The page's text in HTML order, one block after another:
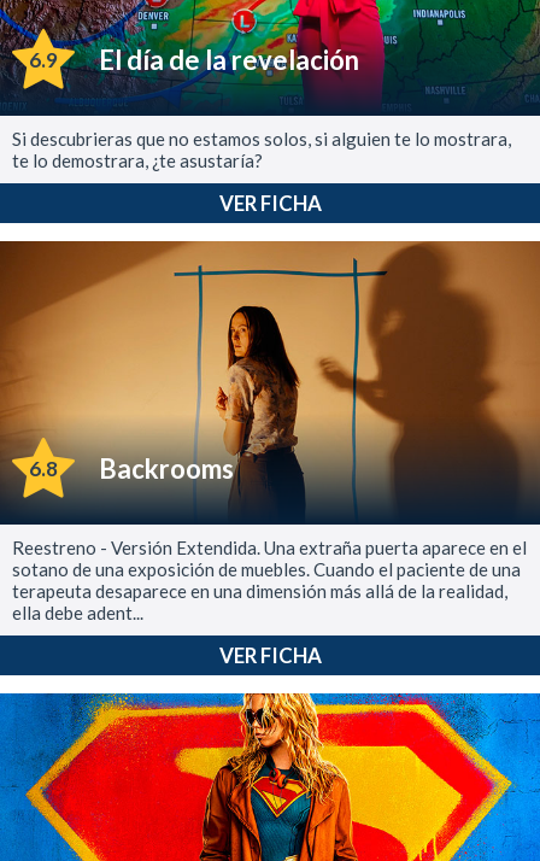
6.9 El día de la revelación
Si descubrieras que no estamos solos, si alguien te lo mostrara,
te lo demostrara, ¿te asustaría?
VER FICHA
6.8 Backrooms
Reestreno - Versión Extendida. Una extraña puerta aparece en el
sotano de una exposición de muebles. Cuando el paciente de una
terapeuta desaparece en una dimensión más allá de la realidad,
ella debe adent...
VER FICHA